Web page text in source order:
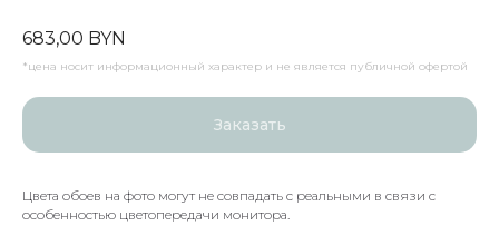
683,00 BYN
*цена носит информационный характер и не является публичной офертой
Заказать
Цвета обоев на фото могут не совпадать с реальными в связи с
особенностью цветопередачи монитора.